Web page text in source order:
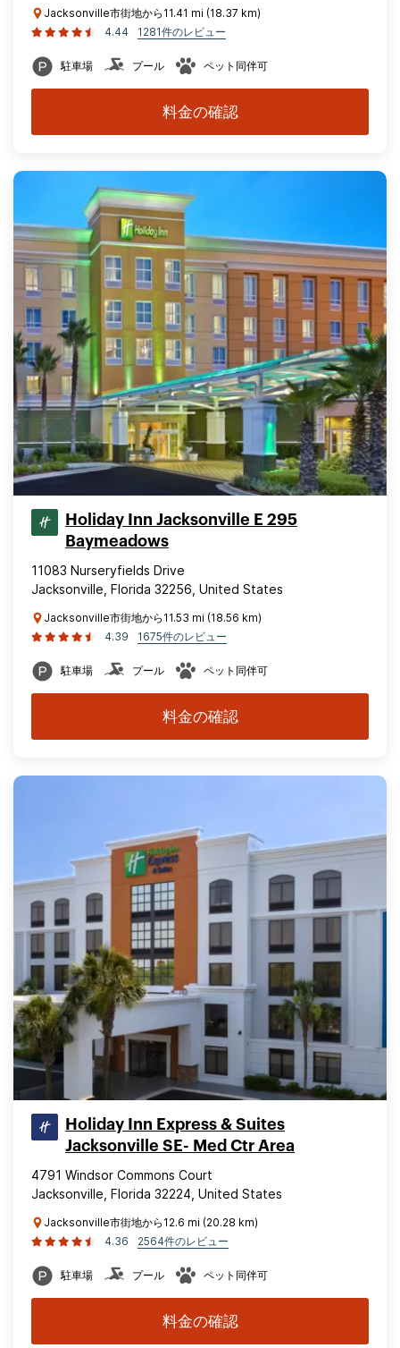
Jacksonville市街地から11.41 mi (18.37 km)
4.44
1281件のレビュー
駐車場 プール ペット同伴可
料金の確認
Holiday Inn Jacksonville E 295
Baymeadows
11083 Nurseryfields Drive
Jacksonville, Florida 32256, United States
Jacksonville市街地から11.53 mi (18.56 km)
4.39
1675件のレビュー
駐車場 プール ペット同伴可
料金の確認
Holiday Inn Express & Suites
Jacksonville SE- Med Ctr Area
4791 Windsor Commons Court
Jacksonville, Florida 32224, United States
Jacksonville市街地から12.6 mi (20.28 km)
4.36
2564件のレビュー
駐車場 プール ペット同伴可
料金の確認